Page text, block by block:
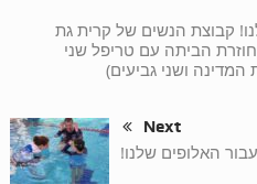
קבוצת הנשים של קרית גת
הביתה עם טריפל שני
המדינה ושני גביעים)
Next
האלופים שלנו!